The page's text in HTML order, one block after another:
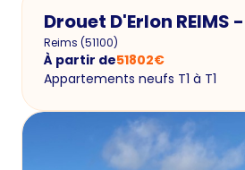
Drouet D'Erlon REIMS -
Reims (51100)
À partir de51802€
Appartements neufs T1 à T1